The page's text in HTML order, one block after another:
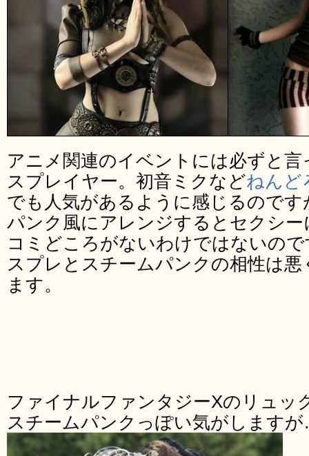
アニメ関連のイベントには必ずと
スプレイヤー。初音ミクなどねんど
でも人気があるように感じるので
パンク風にアレンジするとセクシ
コミどころがないわけではないの
スプレとスチームパンクの相性は
ます。
ファイナルファンタジーXのリュッ
スチームパンクっぽい気がします